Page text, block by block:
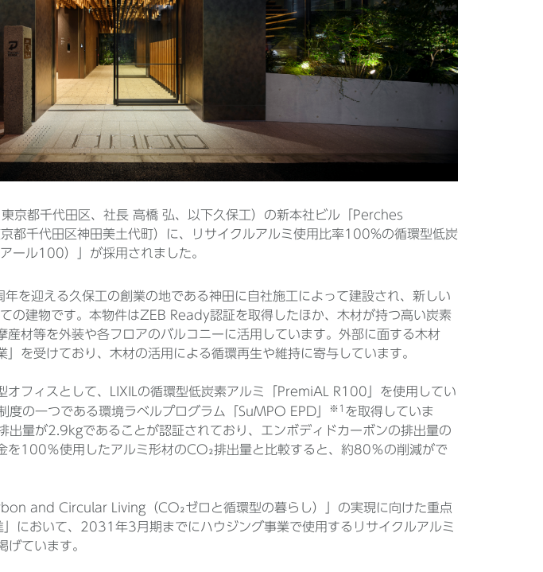
京都千代田区、社長 高橋 弘、以下久保工）の新本社ビル「Perches
都千代田区神田美土代町）に、リサイクルアルミ使用比率100%の循環型低炭
ール100）」が採用されました。
を迎える久保工の創業の地である神田に自社施工によって建設され、新しい
の建物です。本物件はZEB Ready認証を取得したほか、木材が持つ高い炭素
産材等を外装や各フロアのバルコニーに活用しています。外部に面する木材
を受けており、木材の活用による循環再生や維持に寄与しています。
オフィスとして、LIXILの循環型低炭素アルミ「PremiAL R100」を使用してい
の一つである環境ラベルプログラム「SuMPO EPD」
※1 を取得していま
出量が2.9kgであることが認証されており、エンボディドカーボンの排出量の
を100％使用したアルミ形材のCO₂排出量と比較すると、約80％の削減がで
and Circular Living（CO₂ゼロと循環型の暮らし）」の実現に向けた重点
において、2031年3月期までにハウジング事業で使用するリサイクルアルミ
ています。